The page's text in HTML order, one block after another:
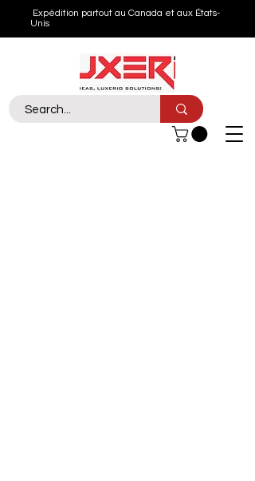
Expédition partout au Canada et aux États-
Unis